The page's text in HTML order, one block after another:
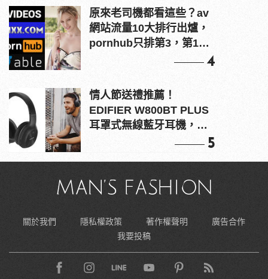
原來老司機都看這些？av
網站流量10大排行出爐，
pornhub只排第3，第1名
4
情人節送禮推薦！
EDIFIER W800BT PLUS
耳罩式無線藍牙耳機，在
5
關於我們 隱私權政策 著作權聲明
廣告合作
我要投稿